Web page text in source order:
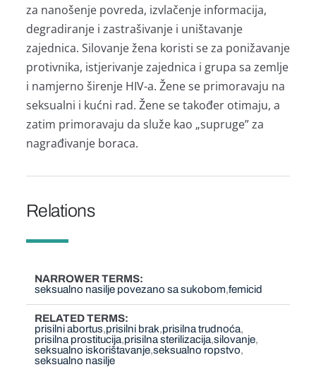
za nanošenje povreda, izvlačenje informacija,
degradiranje i zastrašivanje i uništavanje
zajednica. Silovanje žena koristi se za ponižavanje
protivnika, istjerivanje zajednica i grupa sa zemlje
i namjerno širenje HIV-a. Žene se primoravaju na
seksualni i kućni rad. Žene se također otimaju, a
zatim primoravaju da služe kao „supruge” za
nagrađivanje boraca.
Relations
NARROWER TERMS
seksualno nasilje povezano sa sukobom femicid
RELATED TERMS
prisilni abortus prisilni brak prisilna trudnoća
prisilna prostitucija prisilna sterilizacija silovanje
seksualno iskorištavanje seksualno ropstvo
seksualno nasilje